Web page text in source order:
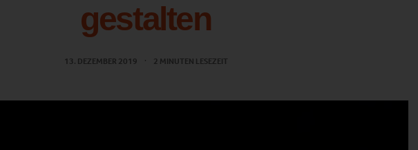
gestalten
13. DEZEMBER 2019 2 MINUTEN LESEZEIT